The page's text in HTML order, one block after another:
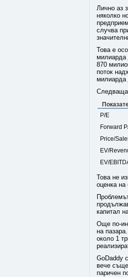
Лично аз
няколко
случва
Това е
милиарда
870
поток
милиарда
P/E
Forward
Price/
EV/
EV/
Това не
оценка на
капитал
Още по-
на
около 1
GoDaddy
вече
паричен